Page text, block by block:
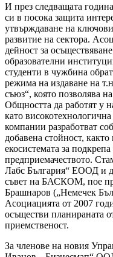
И през следващата
си в посока защита
утвърждаване на
развитие на сектора.
дейност за
образователни
студенти в чужбина
режима на издаване на
съюз“, която позволява
Общността да работят у
като
компании разработват
добавена стойност,
екосистемата за
предприемачеството.
Лабс България“ ЕООД и
съвет на БАСКОМ, пое
Брашнаров („Немечек
Асоциацията от 2007
осъществи планираната
приемственост.
За членове на новия